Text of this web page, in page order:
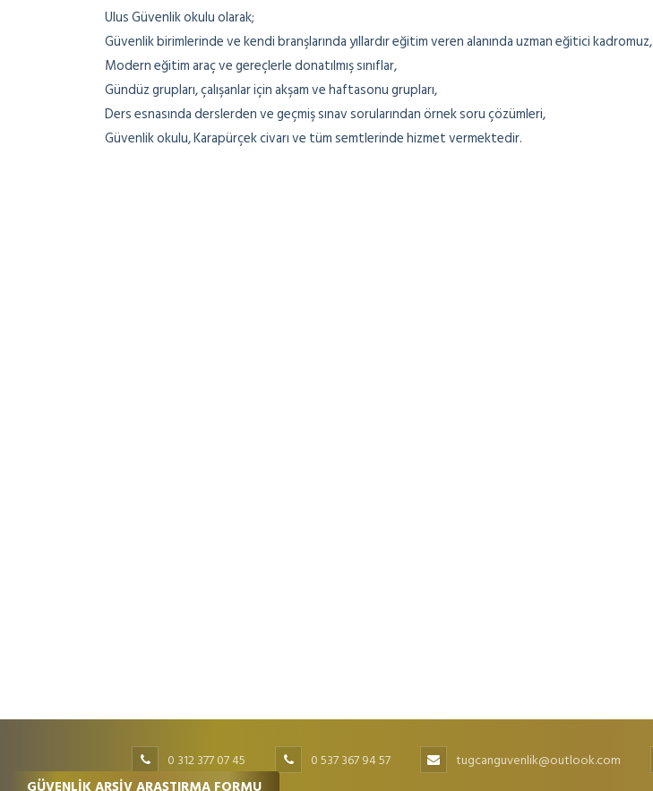
Ulus Güvenlik okulu olarak;
Güvenlik birimlerinde ve kendi branşlarında yıllardır eğitim veren alanında uzman eğitici kadromuz,
Modern eğitim araç ve gereçlerle donatılmış sınıflar,
Gündüz grupları, çalışanlar için akşam ve haftasonu grupları,
Ders esnasında derslerden ve geçmiş sınav sorularından örnek soru çözümleri,
Güvenlik okulu, Karapürçek civarı ve tüm semtlerinde hizmet vermektedir.
0 312 377 07 45 0 537 367 94 57 tugcanguvenlik@outlook.com